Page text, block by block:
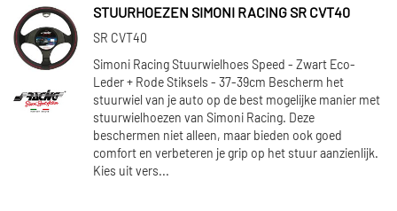
STUURHOEZEN SIMONI RACING SR CVT40
SR CVT40
Simoni Racing Stuurwielhoes Speed - Zwart Eco-
Leder + Rode Stiksels - 37-39cm Bescherm het
stuurwiel van je auto op de best mogelijke manier met
stuurwielhoezen van Simoni Racing. Deze
beschermen niet alleen, maar bieden ook goed
comfort en verbeteren je grip op het stuur aanzienlijk.
Kies uit vers...